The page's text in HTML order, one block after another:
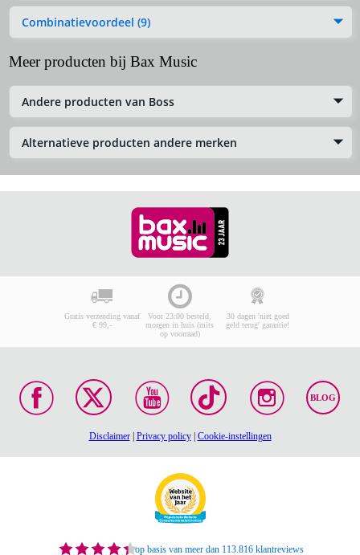
Combinatievoordeel (9)
Meer producten bij Bax Music
Andere producten van Boss
Alternatieve producten andere merken
Gratis verzending vanaf
€ 99,-
Voor 23:00 besteld,
morgen in huis (mits
op voorraad)
30 dagen 'niet goed
geld terug' garantie!
BLOG
Disclaimer| Privacy policy| Cookie-instellingen
op basis van meer dan 113.816 klantreviews